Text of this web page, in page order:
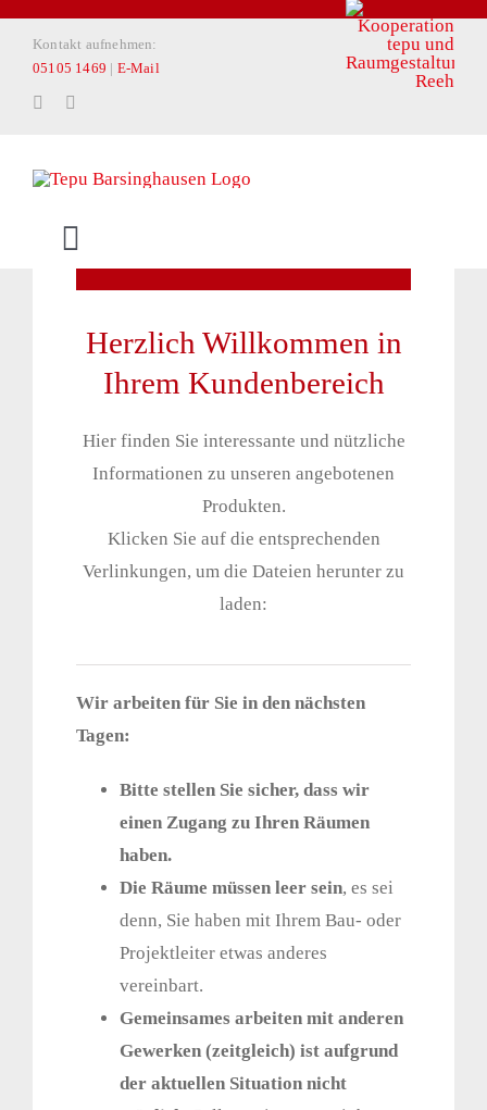
Zum
Inhalt
springen
Kontakt aufnehmen:
05105 1469 | E-Mail
Toggle
Navigation
PRIVATKUNDEN
ARCHITEKTEN & PLANER
ÜBER UNS
KONTAKT
Herzlich Willkommen in
Ihrem Kundenbereich
Hier finden Sie interessante und nützliche
Informationen zu unseren angebotenen
Produkten.
Klicken Sie auf die entsprechenden
Verlinkungen, um die Dateien herunter zu
laden:
Wir arbeiten für Sie in den nächsten
Tagen:
Bitte stellen Sie sicher, dass wir
einen Zugang zu Ihren Räumen
haben.
Die Räume müssen leer sein, es sei
denn, Sie haben mit Ihrem Bau- oder
Projektleiter etwas anderes
vereinbart.
Gemeinsames arbeiten mit anderen
Gewerken (zeitgleich) ist aufgrund
der aktuellen Situation nicht